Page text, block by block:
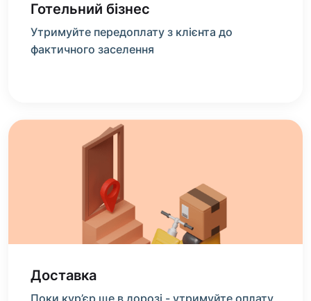
Готельний бізнес
Утримуйте передоплату з клієнта до
фактичного заселення
Доставка